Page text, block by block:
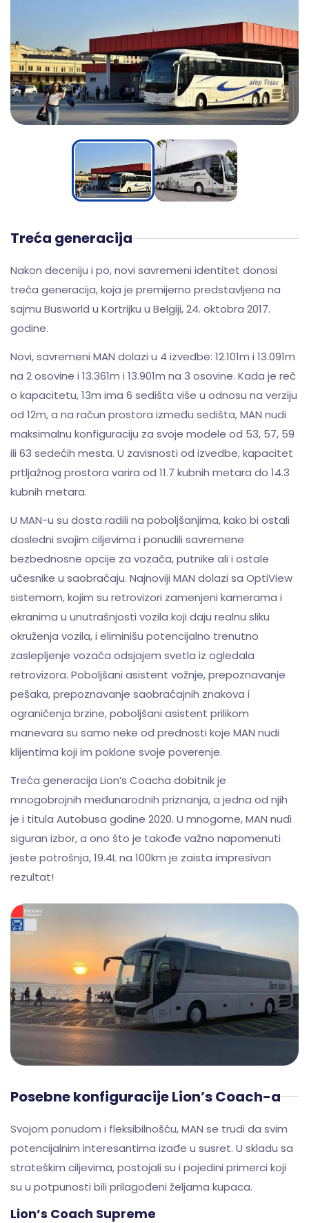
Treća generacija
Nakon deceniju i po, novi savremeni identitet donosi
treća generacija, koja je premijerno predstavljena na
sajmu Busworld u Kortrijku u Belgiji, 24. oktobra 2017.
godine.
Novi, savremeni MAN dolazi u 4 izvedbe: 12.101m i 13.091m
na 2 osovine i 13.361m i 13.901m na 3 osovine. Kada je reč
o kapacitetu, 13m ima 6 sedišta više u odnosu na verziju
od 12m, a na račun prostora između sedišta, MAN nudi
maksimalnu konfiguraciju za svoje modele od 53, 57, 59
ili 63 sedećih mesta. U zavisnosti od izvedbe, kapacitet
prtljažnog prostora varira od 11.7 kubnih metara do 14.3
kubnih metara.
U MAN-u su dosta radili na poboljšanjima, kako bi ostali
dosledni svojim ciljevima i ponudili savremene
bezbednosne opcije za vozača, putnike ali i ostale
učesnike u saobraćaju. Najnoviji MAN dolazi sa OptiView
sistemom, kojim su retrovizori zamenjeni kamerama i
ekranima u unutrašnjosti vozila koji daju realnu sliku
okruženja vozila, i eliminišu potencijalno trenutno
zaslepljenje vozača odsjajem svetla iz ogledala
retrovizora. Poboljšani asistent vožnje, prepoznavanje
pešaka, prepoznavanje saobraćajnih znakova i
ograničenja brzine, poboljšani asistent prilikom
manevara su samo neke od prednosti koje MAN nudi
klijentima koji im poklone svoje poverenje.
Treća generacija Lion’s Coacha dobitnik je
mnogobrojnih međunarodnih priznanja, a jedna od njih
je i titula Autobusa godine 2020. U mnogome, MAN nudi
siguran izbor, a ono što je takođe važno napomenuti
jeste potrošnja, 19.4L na 100km je zaista impresivan
rezultat!
Posebne konfiguracije Lion’s Coach-a
Svojom ponudom i fleksibilnošću, MAN se trudi da svim
potencijalnim interesantima izađe u susret. U skladu sa
strateškim ciljevima, postojali su i pojedini primerci koji
su u potpunosti bili prilagođeni željama kupaca.
Lion’s Coach Supreme